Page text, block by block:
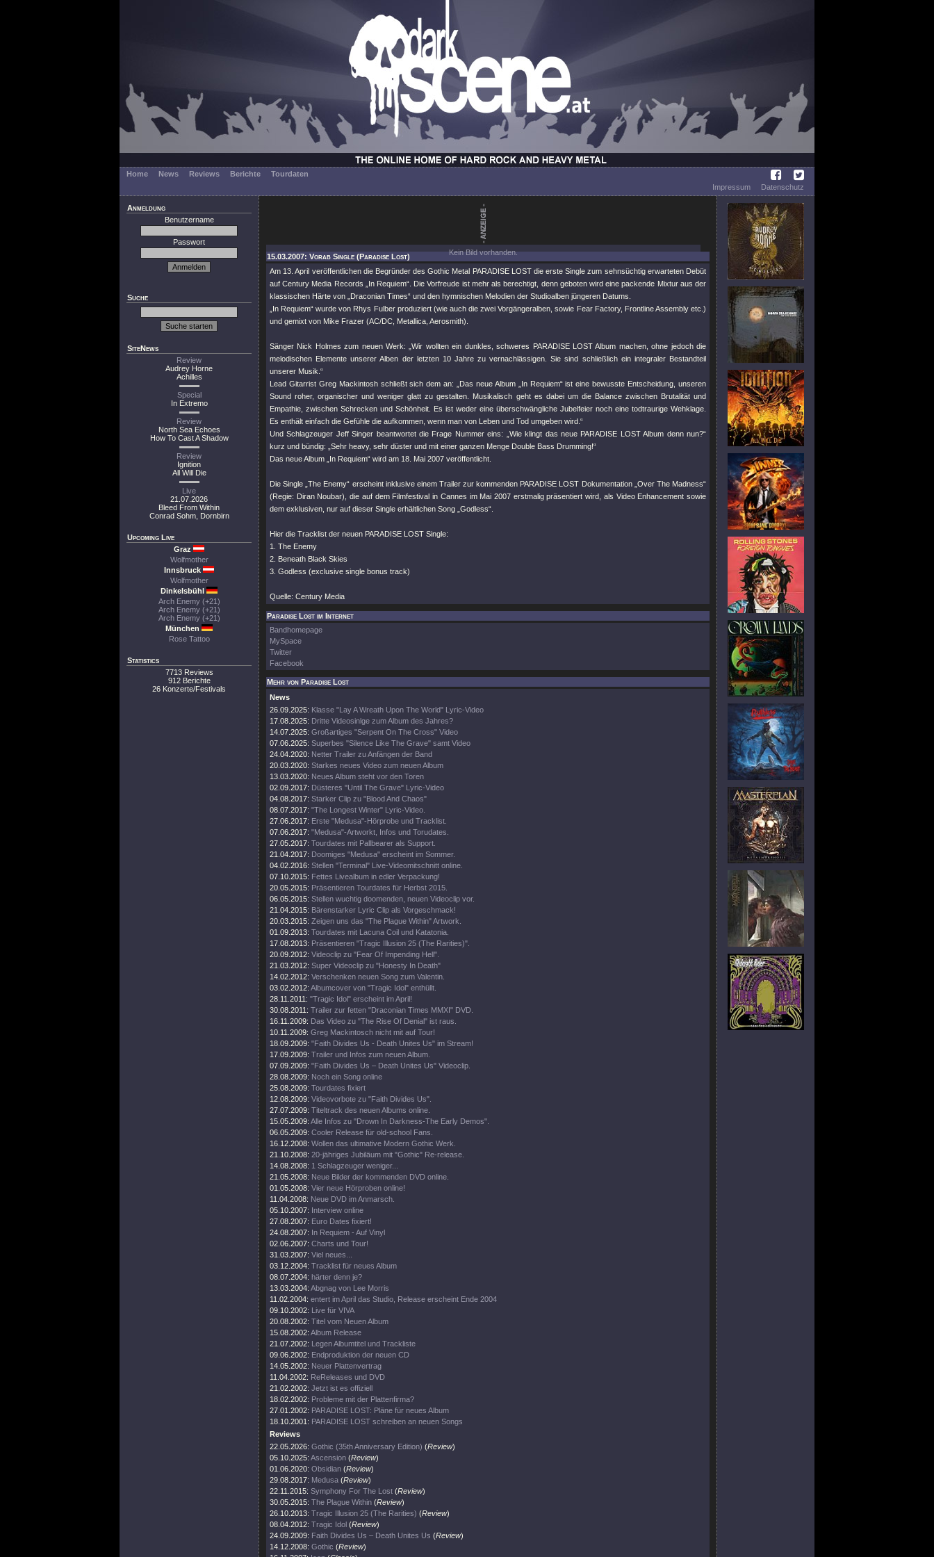
Home News Reviews Berichte
Tourdaten
Impressum
Datenschutz
Anmeldung
Benutzername
Passwort
Suche
SiteNews
Review
Audrey Horne
Achilles
Special
In Extremo
Review
North Sea Echoes
How To Cast A Shadow
Review
Ignition
All Will Die
Live
21.07.2026
Bleed From Within
Conrad Sohm, Dornbirn
Upcoming Live
Graz
Wolfmother
Innsbruck
Wolfmother
Dinkelsbühl
Arch Enemy (+21)
Arch Enemy (+21)
Arch Enemy (+21)
München
Rose Tattoo
Statistics
7713 Reviews
912 Berichte
26 Konzerte/Festivals
Kein Bild vorhanden.
15.03.2007: Vorab Single (Paradise Lost)
Am 13. April veröffentlichen die Begründer des Gothic Metal PARADISE LOST die erste Single zum sehnsüchtig erwarteten Debüt
auf Century Media Records „In Requiem“. Die Vorfreude ist mehr als berechtigt, denn geboten wird eine packende Mixtur aus der
klassischen Härte von „Draconian Times“ und den hymnischen Melodien der Studioalben jüngeren Datums.
„In Requiem“ wurde von Rhys Fulber produziert (wie auch die zwei Vorgängeralben, sowie Fear Factory, Frontline Assembly etc.)
und gemixt von Mike Frazer (AC/DC, Metallica, Aerosmith).
Sänger Nick Holmes zum neuen Werk: „Wir wollten ein dunkles, schweres PARADISE LOST Album machen, ohne jedoch die
melodischen Elemente unserer Alben der letzten 10 Jahre zu vernachlässigen. Sie sind schließlich ein integraler Bestandteil
unserer Musik.“
Lead Gitarrist Greg Mackintosh schließt sich dem an: „Das neue Album „In Requiem“ ist eine bewusste Entscheidung, unseren
Sound roher, organischer und weniger glatt zu gestalten. Musikalisch geht es dabei um die Balance zwischen Brutalität und
Empathie, zwischen Schrecken und Schönheit. Es ist weder eine überschwängliche Jubelfeier noch eine todtraurige Wehklage.
Es enthält einfach die Gefühle die aufkommen, wenn man von Leben und Tod umgeben wird.“
Und Schlagzeuger Jeff Singer beantwortet die Frage Nummer eins: „Wie klingt das neue PARADISE LOST Album denn nun?“
kurz und bündig: „Sehr heavy, sehr düster und mit einer ganzen Menge Double Bass Drumming!“
Das neue Album „In Requiem“ wird am 18. Mai 2007 veröffentlicht.
Die Single „The Enemy“ erscheint inklusive einem Trailer zur kommenden PARADISE LOST Dokumentation „Over The Madness“
(Regie: Diran Noubar), die auf dem Filmfestival in Cannes im Mai 2007 erstmalig präsentiert wird, als Video Enhancement sowie
dem exklusiven, nur auf dieser Single erhältlichen Song „Godless“.
Hier die Tracklist der neuen PARADISE LOST Single:
1. The Enemy
2. Beneath Black Skies
3. Godless (exclusive single bonus track)
Quelle: Century Media
Paradise Lost im Internet
Bandhomepage
MySpace
Twitter
Facebook
Mehr von Paradise Lost
News
26.09.2025: Klasse "Lay A Wreath Upon The World" Lyric-Video
17.08.2025: Dritte Videosinlge zum Album des Jahres?
14.07.2025: Großartiges "Serpent On The Cross" Video
07.06.2025: Superbes "Silence Like The Grave" samt Video
24.04.2020: Netter Trailer zu Anfängen der Band
20.03.2020: Starkes neues Video zum neuen Album
13.03.2020: Neues Album steht vor den Toren
02.09.2017: Düsteres "Until The Grave" Lyric-Video
04.08.2017: Starker Clip zu "Blood And Chaos"
08.07.2017: "The Longest Winter" Lyric-Video.
27.06.2017: Erste "Medusa"-Hörprobe und Tracklist.
07.06.2017: "Medusa"-Artworkt, Infos und Torudates.
27.05.2017: Tourdates mit Pallbearer als Support.
21.04.2017: Doomiges "Medusa" erscheint im Sommer.
04.02.2016: Stellen "Terminal" Live-Videomitschnitt online.
07.10.2015: Fettes Livealbum in edler Verpackung!
20.05.2015: Präsentieren Tourdates für Herbst 2015.
06.05.2015: Stellen wuchtig doomenden, neuen Videoclip vor.
21.04.2015: Bärenstarker Lyric Clip als Vorgeschmack!
20.03.2015: Zeigen uns das "The Plague Within" Artwork.
01.09.2013: Tourdates mit Lacuna Coil und Katatonia.
17.08.2013: Präsentieren "Tragic Illusion 25 (The Rarities)".
20.09.2012: Videoclip zu "Fear Of Impending Hell".
21.03.2012: Super Videoclip zu "Honesty In Death"
14.02.2012: Verschenken neuen Song zum Valentin.
03.02.2012: Albumcover von "Tragic Idol" enthüllt.
28.11.2011: "Tragic Idol" erscheint im April!
30.08.2011: Trailer zur fetten "Draconian Times MMXI" DVD.
16.11.2009: Das Video zu "The Rise Of Denial" ist raus.
10.11.2009: Greg Mackintosch nicht mit auf Tour!
18.09.2009: "Faith Divides Us - Death Unites Us" im Stream!
17.09.2009: Trailer und Infos zum neuen Album.
07.09.2009: "Faith Divides Us – Death Unites Us" Videoclip.
28.08.2009: Noch ein Song online
25.08.2009: Tourdates fixiert
12.08.2009: Videovorbote zu "Faith Divides Us".
27.07.2009: Titeltrack des neuen Albums online.
15.05.2009: Alle Infos zu "Drown In Darkness-The Early Demos".
06.05.2009: Cooler Release für old-school Fans.
16.12.2008: Wollen das ultimative Modern Gothic Werk.
21.10.2008: 20-jähriges Jubiläum mit "Gothic" Re-release.
14.08.2008: 1 Schlagzeuger weniger...
21.05.2008: Neue Bilder der kommenden DVD online.
01.05.2008: Vier neue Hörproben online!
11.04.2008: Neue DVD im Anmarsch.
05.10.2007: Interview online
27.08.2007: Euro Dates fixiert!
24.08.2007: In Requiem - Auf Vinyl
02.06.2007: Charts und Tour!
31.03.2007: Viel neues...
03.12.2004: Tracklist für neues Album
08.07.2004: härter denn je?
13.03.2004: Abgnag von Lee Morris
11.02.2004: entert im April das Studio, Release erscheint Ende 2004
09.10.2002: Live für VIVA
20.08.2002: Titel vom Neuen Album
15.08.2002: Album Release
21.07.2002: Legen Albumtitel und Trackliste
09.06.2002: Endproduktion der neuen CD
14.05.2002: Neuer Plattenvertrag
11.04.2002: ReReleases und DVD
21.02.2002: Jetzt ist es offiziell
18.02.2002: Probleme mit der Plattenfirma?
27.01.2002: PARADISE LOST: Pläne für neues Album
18.10.2001: PARADISE LOST schreiben an neuen Songs
Reviews
22.05.2026: Gothic (35th Anniversary Edition) (Review)
05.10.2025: Ascension (Review)
01.06.2020: Obsidian (Review)
29.08.2017: Medusa (Review)
22.11.2015: Symphony For The Lost (Review)
30.05.2015: The Plague Within (Review)
26.10.2013: Tragic Illusion 25 (The Rarities) (Review)
08.04.2012: Tragic Idol (Review)
24.09.2009: Faith Divides Us – Death Unites Us (Review)
14.12.2008: Gothic (Review)